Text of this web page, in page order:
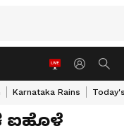
Karnataka Rains
ಐಹೊಳೆ